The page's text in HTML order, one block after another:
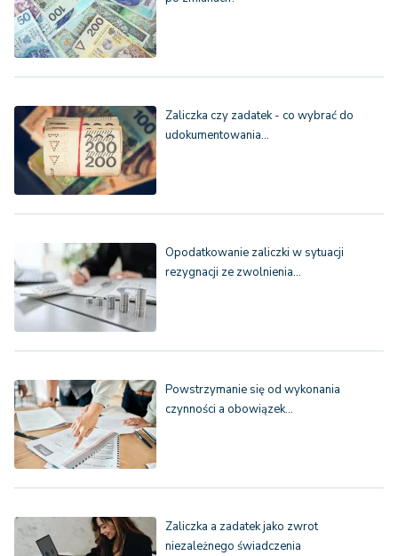
Zaliczka czy zadatek - co wybrać do
udokumentowania…
Opodatkowanie zaliczki w sytuacji
rezygnacji ze zwolnienia…
Powstrzymanie się od wykonania
czynności a obowiązek…
Zaliczka a zadatek jako zwrot
niezależnego świadczenia